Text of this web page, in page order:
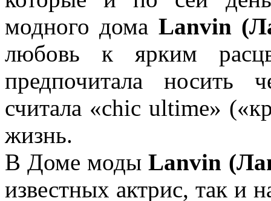
модного дома Lanvin
любовь к ярким
предпочитала носить
считала «chic ultime»
жизнь.
В Доме модыLanvin
известных актрис, так и